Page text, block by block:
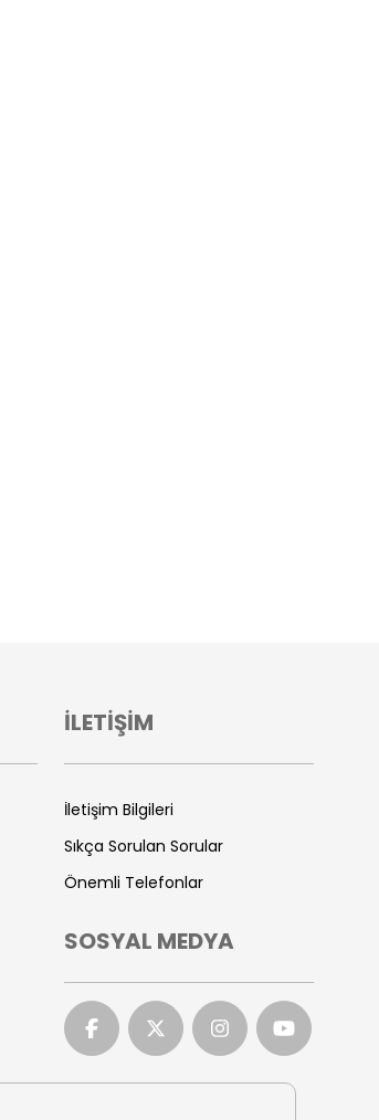
İLETİŞİM
İletişim Bilgileri
Sıkça Sorulan Sorular
Önemli Telefonlar
SOSYAL MEDYA